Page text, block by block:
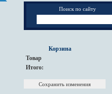
Поиск по сайту
Корзина
Товар
Итого: